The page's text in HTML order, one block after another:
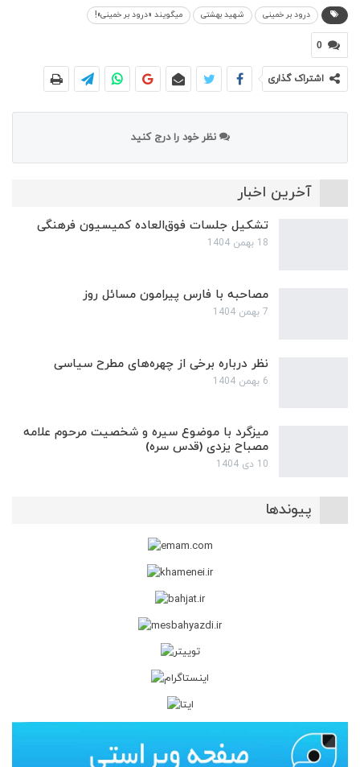
درود بر خمینی شهید بهشتی میگویند «درود بر خمینی»!
0
اشتراک گذاری
نظر خود را درج کنید
آخرین اخبار
تشکیل جلسات فوق‌العاده کمیسیون فرهنگی
18 بهمن 1404
مصاحبه با فارس پیرامون مسائل روز
7 بهمن 1404
نظر درباره برخی از چهره‌های مطرح سیاسی
6 بهمن 1404
میزگرد با موضوع سیره و شخصیت مرحوم علامه
مصباح یزدی (قدس سره)
10 دی 1404
پیوندها